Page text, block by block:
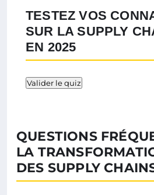
TESTEZ VOS
SUR LA SUPPLY
EN 2025
Valider le quiz
QUESTIONS
LA
DES SUPPLY